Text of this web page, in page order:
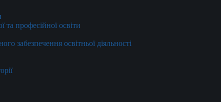
професійної освіти
забезпечення освітньої діяльності